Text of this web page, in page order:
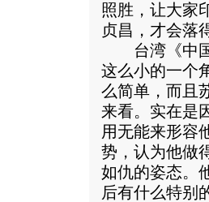
照胜，让大家
贞昌，才会落
台湾《中国
这么小的一个
么简单，而且
来看。实在是
用无能来形容
势，认为他做
如仇的姿态。
后有什么特别